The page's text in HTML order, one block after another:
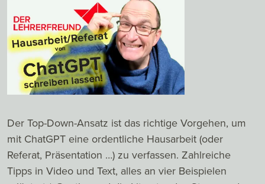
Der Top-Down-Ansatz ist das richtige Vorgehen, um
mit ChatGPT eine ordentliche Hausarbeit (oder
Referat, Präsentation …) zu verfassen. Zahlreiche
Tipps in Video und Text, alles an vier Beispielen